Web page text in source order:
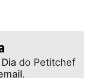
do Petitchef
.